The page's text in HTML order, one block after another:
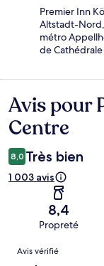
Premier Inn
Altstadt-
métro
de
Avis
Avis pour
Centre
8,0 Très bien
1 003 avis
8,4
Propreté
Avis
Avis vérifié